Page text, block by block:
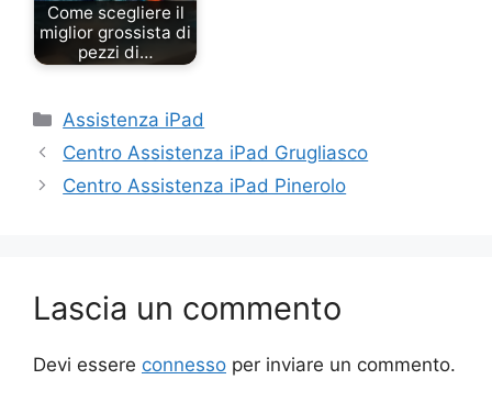
Come scegliere il
miglior grossista di
pezzi di…
Categorie
Assistenza iPad
Centro Assistenza iPad Grugliasco
Centro Assistenza iPad Pinerolo
Lascia un commento
Devi essere connesso per inviare un commento.